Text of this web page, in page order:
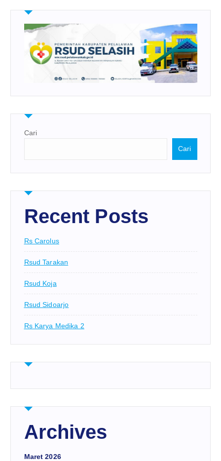
Cari
Cari
Recent Posts
Rs Carolus
Rsud Tarakan
Rsud Koja
Rsud Sidoarjo
Rs Karya Medika 2
Archives
Maret 2026